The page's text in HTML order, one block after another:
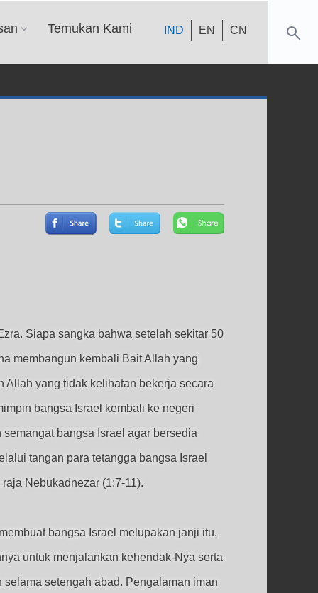
IND EN CN
Temukan Kami
Siapa sangka bahwa setelah sekitar 50
membangun kembali Bait Allah yang
Allah yang tidak kelihatan bekerja secara
bangsa Israel kembali ke negeri
bangsa Israel agar bersedia
tangan para tetangga bangsa Israel
Nebukadnezar (1:7-11).
bangsa Israel melupakan janji itu.
untuk menjalankan kehendak-Nya serta
setengah abad. Pengalaman iman